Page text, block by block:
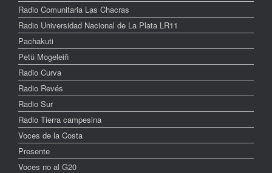
Radio Comunitaria Las Chacras
Radio Universidad Nacional de La Plata LR11
Pachakuti
Petü Mogeleiñ
Radio Curva
Radio Revés
Radio Sur
Radio Tierra campesina
Voces de la Costa
Presente
Voces no al G20